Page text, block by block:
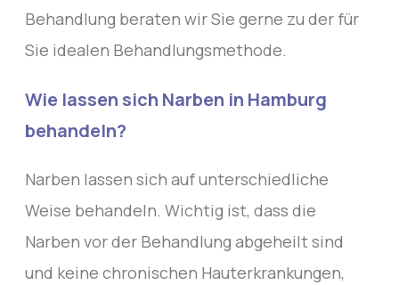
Behandlung beraten wir Sie gerne zu der für
Sie idealen Behandlungsmethode.
Wie lassen sich Narben in Hamburg
behandeln?
Narben lassen sich auf unterschiedliche
Weise behandeln. Wichtig ist, dass die
Narben vor der Behandlung abgeheilt sind
und keine chronischen Hauterkrankungen,